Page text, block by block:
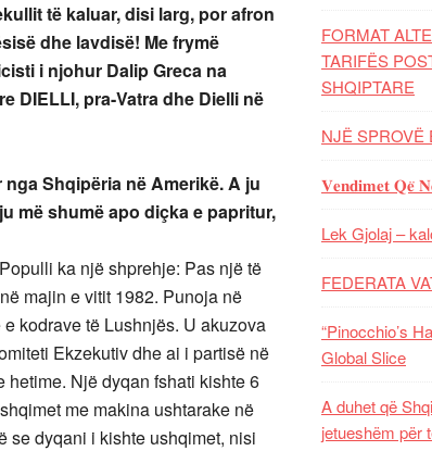
të kaluar, disi larg, por afron
dhe lavdisë! Me frymë
i njohur Dalip Greca na
DIELLI, pra-Vatra dhe Dielli në
Shqipëria në Amerikë. A ju
më shumë apo diçka e papritur,
ka një shprehje: Pas një të
majin e vitit 1982. Punoja në
kodrave të Lushnjës. U akuzova
Ekzekutiv dhe ai i partisë në
Një dyqan fshati kishte 6
me makina ushtarake në
se dyqani i kishte ushqimet, nisi
FORMAT
TARIFËS
SHQIPTARE
NJË
𝐕𝐞𝐧𝐝𝐢𝐦𝐞𝐭 𝐐𝐞̈
Lek Gjolaj –
FEDERATA
“Pinocchio’s
Global Slice
A duhet që
jetueshëm për